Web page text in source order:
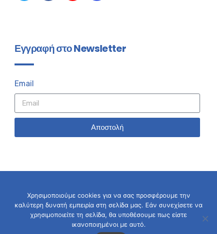
Εγγραφή στο Newsletter
Email
Αποστολή
© 2026 Σταύρος Καλαφάτης
Χρησιμοποιούμε cookies για να σας προσφέρουμε την
καλύτερη δυνατή εμπειρία στη σελίδα μας. Εάν συνεχίσετε να
χρησιμοποιείτε τη σελίδα, θα υποθέσουμε πως είστε
ικανοποιημένοι με αυτό.